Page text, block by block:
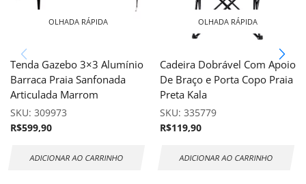
OLHADA RÁPIDA
Tenda Gazebo 3×3 Alumínio
Barraca Praia Sanfonada
Articulada Marrom
SKU: 309973
R$599,90
ADICIONAR AO CARRINHO
OLHADA RÁPIDA
Cadeira Dobrável Com Apoio
De Braço e Porta Copo Praia
Preta Kala
SKU: 335779
R$119,90
ADICIONAR AO CARRINHO